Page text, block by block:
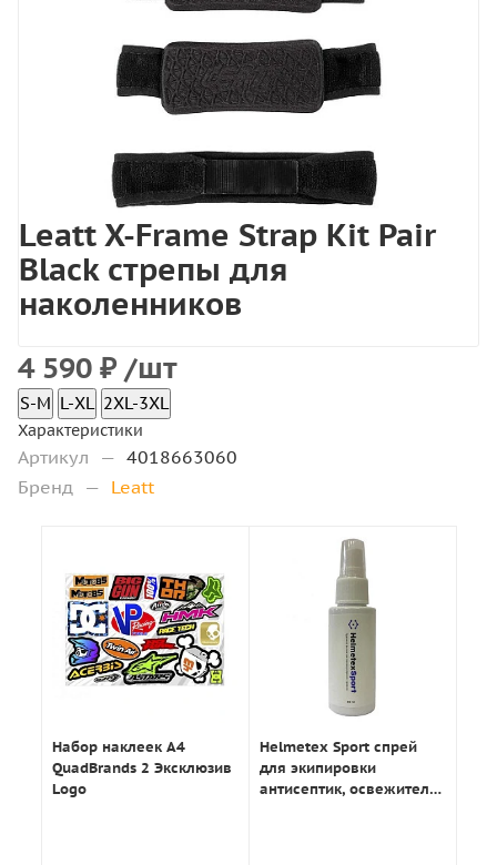
Leatt X-Frame Strap Kit Pair
Black стрепы для
наколенников
4 590 ₽ /шт
S-M L-XL 2XL-3XL
Характеристики
Артикул — 4018663060
Бренд
— Leatt
Набор наклеек А4
QuadBrands 2 Эксклюзив
Logo
Helmetex Sport спрей
для экипировки
антисептик, освежитель